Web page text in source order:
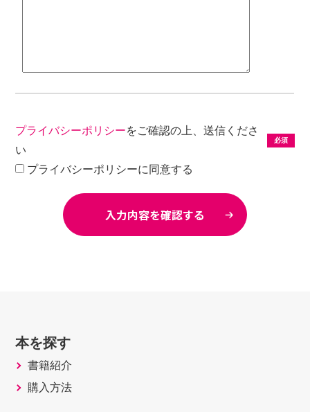
プライバシーポリシーをご確認の上、送信くださ
い
プライバシーポリシーに同意する
本を探す
書籍紹介
購入方法